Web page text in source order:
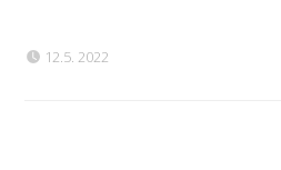
12.5. 2022